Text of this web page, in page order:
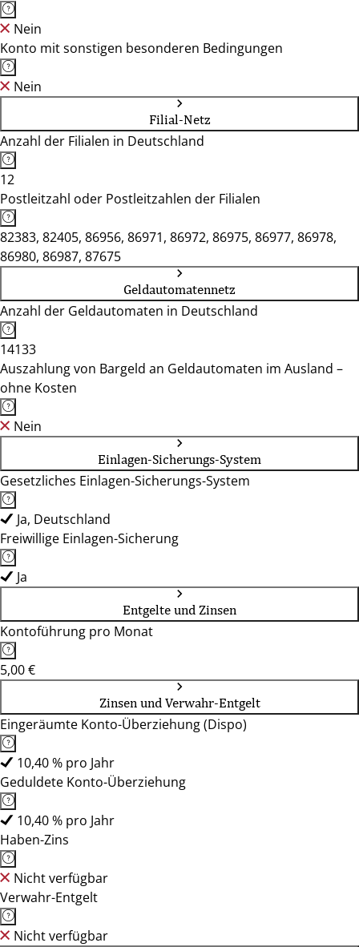
Nein
Konto mit sonstigen besonderen Bedingungen
Nein
Filial-Netz
Anzahl der Filialen in Deutschland
12
Postleitzahl oder Postleitzahlen der Filialen
82383, 82405, 86956, 86971, 86972, 86975, 86977, 86978,
86980, 86987, 87675
Geldautomatennetz
Anzahl der Geldautomaten in Deutschland
14133
Auszahlung von Bargeld an Geldautomaten im Ausland –
ohne Kosten
Nein
Einlagen-Sicherungs-System
Gesetzliches Einlagen-Sicherungs-System
Ja, Deutschland
Freiwillige Einlagen-Sicherung
Ja
Entgelte und Zinsen
Kontoführung pro Monat
5,00 €
Zinsen und Verwahr-Entgelt
Eingeräumte Konto-Überziehung (Dispo)
10,40 % pro Jahr
Geduldete Konto-Überziehung
10,40 % pro Jahr
Haben-Zins
Nicht verfügbar
Verwahr-Entgelt
Nicht verfügbar